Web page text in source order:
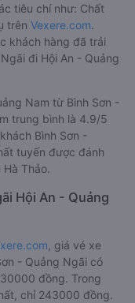
tiêu chí như: Chất
trên Vexere.com.
khách hàng đã trải
đi Hội An - Quảng
Nam từ Bình Sơn -
trung bình là 4.9/5
Bình Sơn -
tuyến được đánh
Thảo.
Hội An - Quảng
, giá vé xe
- Quảng Ngãi có
đồng. Trong
chỉ 243000 đồng.